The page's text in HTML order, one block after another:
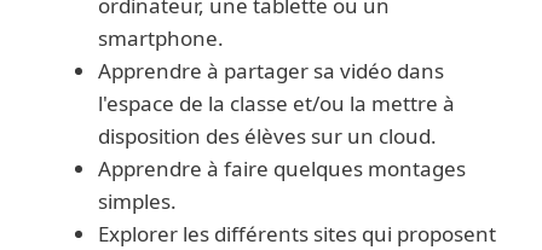
ordinateur, une tablette ou un
smartphone.
Apprendre à partager sa vidéo dans
l'espace de la classe et/ou la mettre à
disposition des élèves sur un cloud.
Apprendre à faire quelques montages
simples.
Explorer les différents sites qui proposent